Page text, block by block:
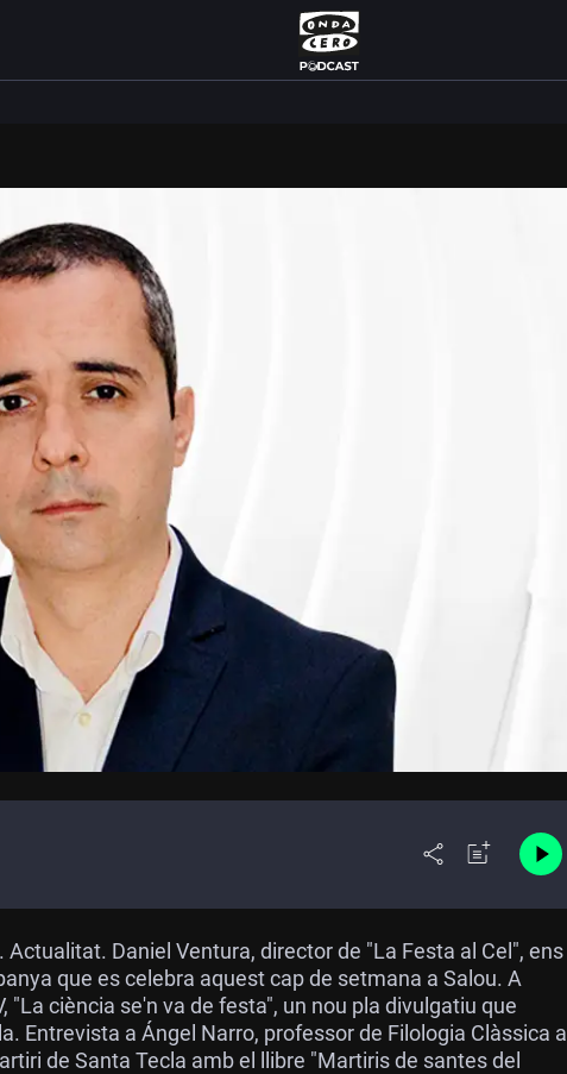
Daniel Ventura, director de "La Festa al Cel", ens
que es celebra aquest cap de setmana a Salou. A
"La ciència se'n va de festa", un nou pla divulgatiu que
Entrevista a Ángel Narro, professor de Filologia Clàssica a
de Santa Tecla amb el llibre "Martiris de santes del